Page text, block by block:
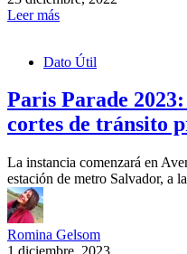
Leer más
Dato Útil
Paris Parade
cortes de tránsito
La instancia comenzará en
estación de metro Salvador, a
Romina Gelsom